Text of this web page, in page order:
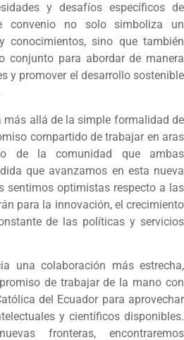
y desafíos específicos de
convenio no solo simboliza un
conocimientos, sino que también
conjunto para abordar de manera
y promover el desarrollo sostenible
más allá de la simple formalidad de
compartido de trabajar en aras
de la comunidad que ambas
que avanzamos en esta nueva
sentimos optimistas respecto a las
para la innovación, el crecimiento
de las políticas y servicios
una colaboración más estrecha,
de trabajar de la mano con
del Ecuador para aprovechar
y científicos disponibles.
fronteras, encontraremos